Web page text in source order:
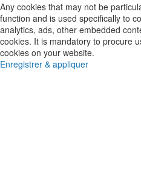
Any cookies that may not be
function and is used specifically to
analytics, ads, other embedded
cookies. It is mandatory to procure
cookies on your website.
Enregistrer & appliquer